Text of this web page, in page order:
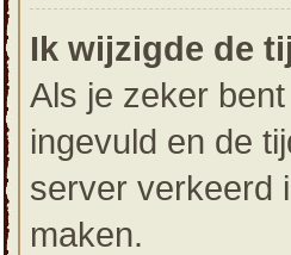
Ik wijzigde de
Als je zeker
ingevuld en de
server verkeerd
maken.